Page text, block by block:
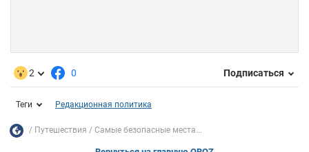
2 0 Подписаться
Теги Редакционная политика
Путешествия Самые безопасные места...